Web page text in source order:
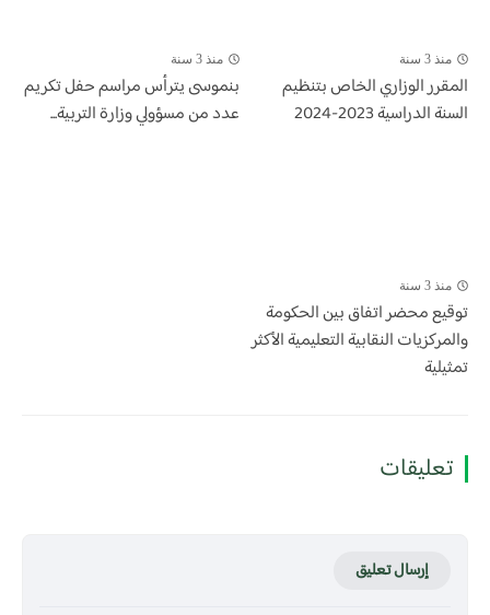
منذ 3 سنة
المقرر الوزاري الخاص بتنظيم
السنة الدراسية 2023-2024
منذ 3 سنة
بنموسى يترأس مراسم حفل تكريم
عدد من مسؤولي وزارة التربية...
منذ 3 سنة
توقيع محضر اتفاق بين الحكومة
والمركزيات النقابية التعليمية الأكثر
تمثيلية
تعليقات
إرسال تعليق